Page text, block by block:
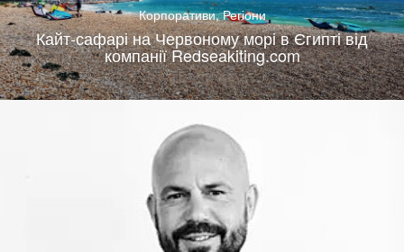
Корпоративи,Регіони
Кайт-сафарі на Червоному морі в Єгипті від
компанії Redseakiting.com